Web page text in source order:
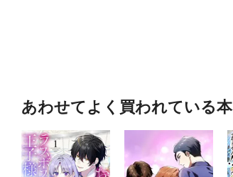
あわせてよく買われている本